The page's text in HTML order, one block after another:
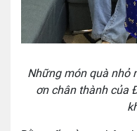
Những món quà nhỏ
ơn chân thành của